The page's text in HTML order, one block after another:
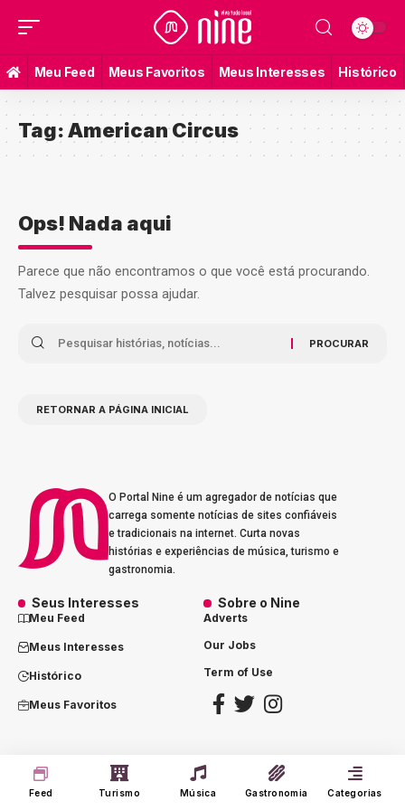
Meu Feed Meus Favoritos Meus Interesses Histórico
Tag:American Circus
Ops! Nada aqui
Parece que não encontramos o que você está procurando.
Talvez pesquisar possa ajudar.
RETORNAR A PÁGINA INICIAL
O Portal Nine é um agregador de notícias que
carrega somente notícias de sites confiáveis
e tradicionais na internet. Curta novas
histórias e experiências de música, turismo e
gastronomia.
Seus Interesses
Meu Feed
Meus Interesses
Histórico
Meus Favoritos
Sobre o Nine
Adverts
Our Jobs
Term of Use
Feed Turismo Música Gastronomia Categorias